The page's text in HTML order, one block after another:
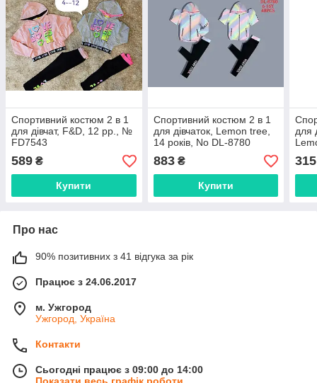
Спортивний костюм 2 в 1
для дівчат, F&D, 12 рр., №
FD7543
589 ₴
Купити
Спортивний костюм 2 в 1
для дівчаток, Lemon tree,
14 років, No DL-8780
883₴
Купити
для
No
315
Про нас
90% позитивних з 41 відгука за рік
Працює з 24.06.2017
м. Ужгород
Ужгород, Україна
Контакти
Сьогодні працює з 09:00 до 14:00